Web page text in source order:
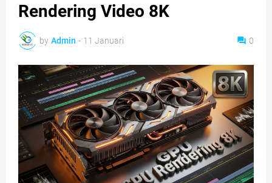
Rendering Video 8K
by Admin - 11 Januari 0